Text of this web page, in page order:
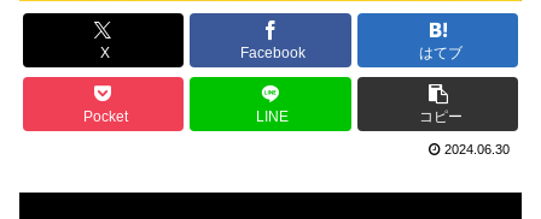
X Facebook はてブ
Pocket LINE コピー
2024.06.30